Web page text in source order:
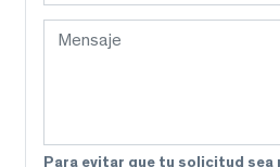
Para evitar que tu solicitud sea